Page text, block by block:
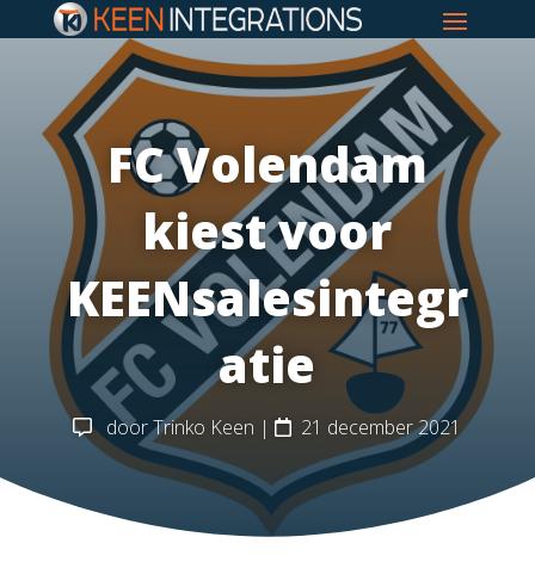
FC Volendam
kiest voor
KEENsalesintegr
atie
doorTrinko Keen | 21 december 2021